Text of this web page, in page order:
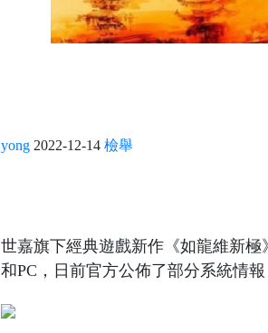
yong 2022-12-14 檢舉
世嘉旗下經典遊戲新作《如龍維新極
和PC，日前官方公佈了部分系統情